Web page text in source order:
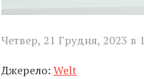
Четвер, 21 Грудня, 2023 в
Джерело: Welt